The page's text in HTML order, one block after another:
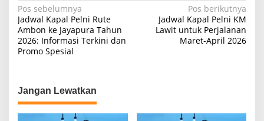
N
a
v
a
s
Pos sebelumnya
Jadwal Kapal Pelni Rute
Ambon ke Jayapura Tahun
2026: Informasi Terkini dan
Promo Spesial
Pos berikutnya
Jadwal Kapal Pelni KM
Lawit untuk Perjalanan
Maret-April 2026
Jangan Lewatkan